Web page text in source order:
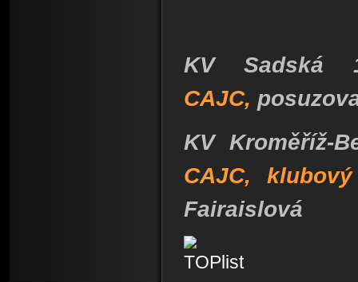
KV
CAJC,
KV Kroměříž-
CAJC,
Fairaislová